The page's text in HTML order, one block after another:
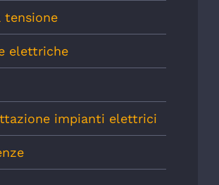
tensione
elettriche
impianti elettrici